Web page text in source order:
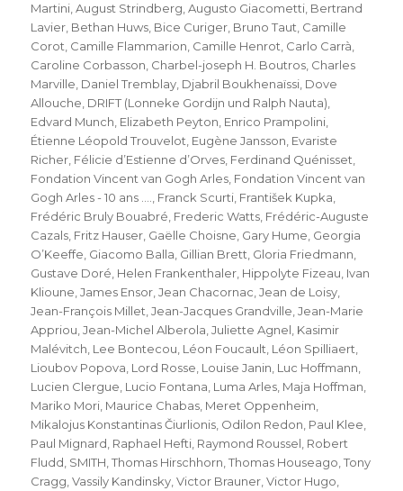
Martini,August Strindberg,Augusto Giacometti, Bertrand
Lavier, Bethan Huws, Bice Curiger, Bruno Taut, Camille
Corot, Camille Flammarion, Camille Henrot, Carlo Carrà,
Caroline Corbasson, Charbel-joseph H. Boutros, Charles
Marville, Daniel Tremblay, Djabril Boukhenaïssi, Dove
Allouche, DRIFT (Lonneke Gordijn und Ralph Nauta),
Edvard Munch, Elizabeth Peyton, Enrico Prampolini,
Étienne Léopold Trouvelot, Eugène Jansson, Evariste
Richer, Félicie d’Estienne d’Orves, Ferdinand Quénisset,
Fondation Vincent van Gogh Arles, Fondation Vincent van
Gogh Arles - 10 ans ...., Franck Scurti, František Kupka,
Frédéric Bruly Bouabré, Frederic Watts, Frédéric-Auguste
Cazals, Fritz Hauser, Gaëlle Choisne, Gary Hume, Georgia
O’Keeffe, Giacomo Balla, Gillian Brett, Gloria Friedmann,
Gustave Doré, Helen Frankenthaler, Hippolyte Fizeau, Ivan
Klioune,James Ensor,Jean Chacornac,Jean de Loisy,
Jean-François Millet,Jean-Jacques Grandville,Jean-Marie
Appriou,Jean-Michel Alberola,Juliette Agnel, Kasimir
Malévitch, Lee Bontecou, Léon Foucault, Léon Spilliaert,
Lioubov Popova, Lord Rosse, Louise Janin, Luc Hoffmann,
Lucien Clergue, Lucio Fontana, Luma Arles, Maja Hoffman,
Mariko Mori, Maurice Chabas, Meret Oppenheim,
Mikalojus Konstantinas Čiurlionis, Odilon Redon, Paul Klee,
Paul Mignard, Raphael Hefti, Raymond Roussel, Robert
Fludd, SMITH,Thomas Hirschhorn,Thomas Houseago,Tony
Cragg,Vassily Kandinsky,Victor Brauner,Victor Hugo,